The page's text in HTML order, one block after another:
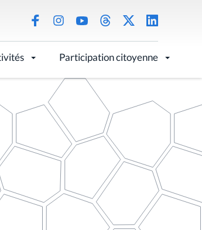
Participation citoyenne